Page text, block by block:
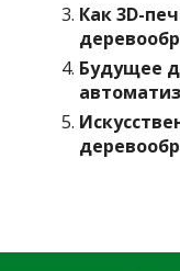
Как 3D-
Будущее